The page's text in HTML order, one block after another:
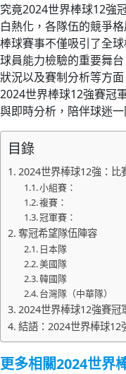
究竟2024世界棒球12強
白熱化，各隊伍的競爭
棒球賽事不僅吸引了全
球員能力檢驗的重要舞
狀況以及賽制分析等方
2024世界棒球12強賽冠
與即時分析，陪伴球迷
目錄
2024世界棒球12強：比
小組賽：
複賽：
冠軍賽：
奪冠希望隊伍陣容
日本隊
美國隊
韓國隊
台灣隊（中華隊）
2024世界棒球12強賽冠
結語：2024世界棒球12
更多相關2024世界